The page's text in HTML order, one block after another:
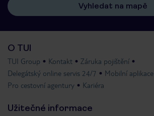
Vyhledat na mapě
O TUI
TUI Group Kontakt
Záruka pojištění
Delegátský online servis 24/7
Mobilní
Pro cestovní agentury
Kariéra
Užitečné informace